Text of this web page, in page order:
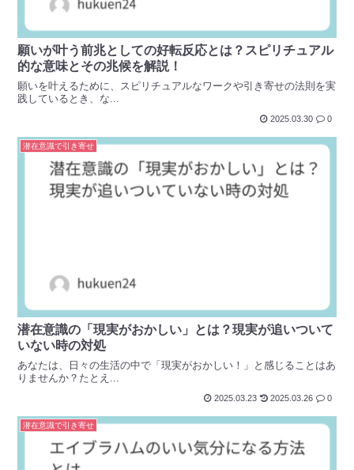
願いが叶う前兆としての好転反応とは？スピリチュアル
的な意味とその兆候を解説！
願いを叶えるために、スピリチュアルなワークや引き寄せの法則を実
践しているとき、な...
2025.03.30 0
潜在意識で引き寄せ
潜在意識の「現実がおかしい」とは？現実が追いついて
いない時の対処
あなたは、日々の生活の中で「現実がおかしい！」と感じることはあ
りませんか？たとえ...
2025.03.23 2025.03.26 0
潜在意識で引き寄せ